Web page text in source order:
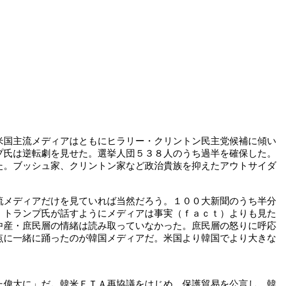
主流メディアはともにヒラリー・クリントン民主党候補に傾い
は逆転劇を見せた。選挙人団５３８人のうち過半を確保した。
ブッシュ家、クリントン家など政治貴族を抑えたアウトサイダ
ディアだけを見ていれば当然だろう。１００大新聞のうち半分
ランプ氏が話すようにメディアは事実（ｆａｃｔ）よりも見た
・庶民層の情緒は読み取っていなかった。庶民層の怒りに呼応
一緒に踊ったのが韓国メディアだ。米国より韓国でより大きな
大に」だ。韓米ＦＴＡ再協議をはじめ、保護貿易を公言し、韓